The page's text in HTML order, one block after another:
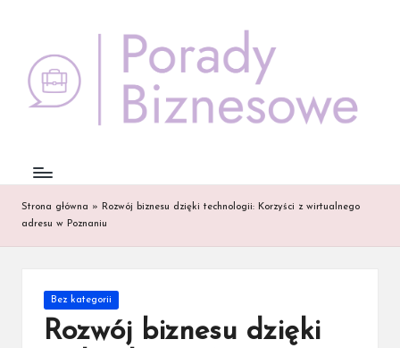
content
Strona główna »
Rozwój biznesu dzięki technologii: Korzyści z wirtualnego
adresu w Poznaniu
Posted
in
Bez kategorii
Rozwój biznesu dzięki